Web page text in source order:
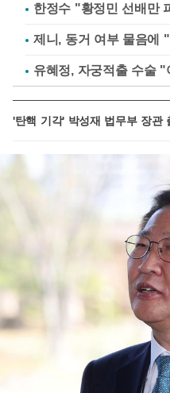
한정수 "황정민 선배만
제니, 동거 여부 물음에
유혜정, 자궁적출 수술
'탄핵 기각' 박성재 법무부 장관